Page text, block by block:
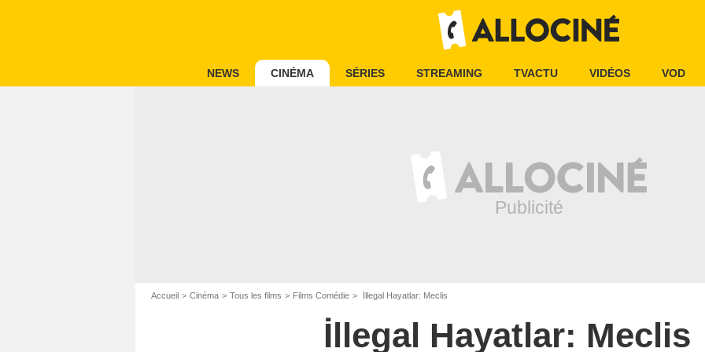
NEWS CINÉMA SÉRIES STREAMING TVACTU VIDÉOS VOD
Accueil Cinéma Tous les films Films Comédie İllegal Hayatlar: Meclis
İllegal Hayatlar: Meclis